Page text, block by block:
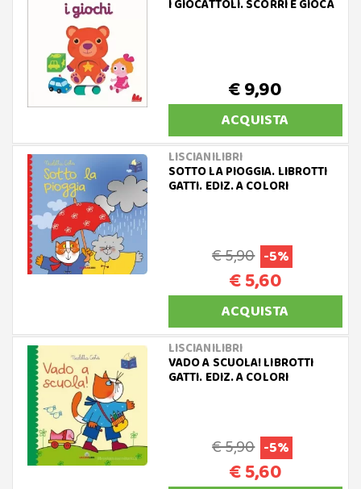
I GIOCATTOLI. SCORRI E GIOCA
€ 9,90
ACQUISTA
LISCIANILIBRI
SOTTO LA PIOGGIA. LIBROTTI
GATTI. EDIZ. A COLORI
€ 5,90 -5%
€ 5,60
ACQUISTA
LISCIANILIBRI
VADO A SCUOLA! LIBROTTI
GATTI. EDIZ. A COLORI
€ 5,90 -5%
€ 5,60